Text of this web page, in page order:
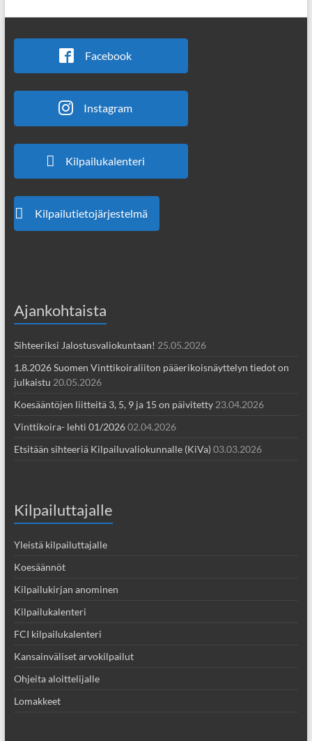
Facebook
Instagram
Kilpailukalenteri
Kilpailutietojärjestelmä
Ajankohtaista
Sihteeriksi Jalostusvaliokuntaan! 25.05.2026
1.8.2026 Suomen Vinttikoiraliiton pääerikoisnäyttelyn tiedot on
julkaistu 20.05.2026
Koesääntöjen liitteitä 3, 5, 9 ja 15 on päivitetty 23.04.2026
Vinttikoira- lehti 01/202602.04.2026
Etsitään sihteeriä Kilpailuvaliokunnalle (KiVa)03.03.2026
Kilpailuttajalle
Yleistä kilpailuttajalle
Koesäännöt
Kilpailukirjan anominen
Kilpailukalenteri
FCI kilpailukalenteri
Kansainväliset arvokilpailut
Ohjeita aloittelijalle
Lomakkeet